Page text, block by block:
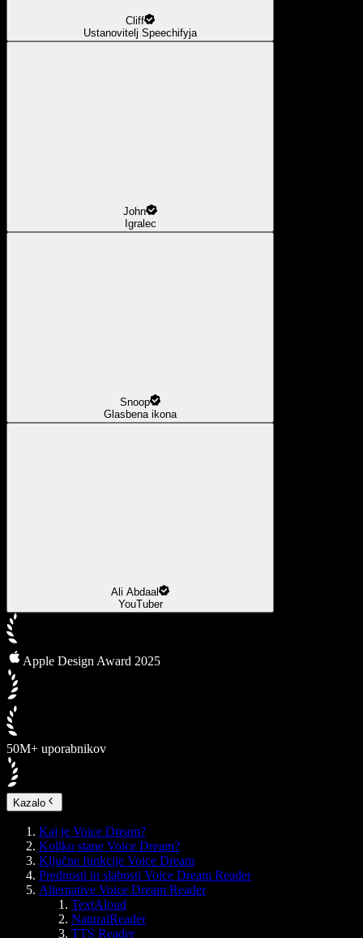
Cliff
Ustanovitelj Speechifyja
John
Igralec
Snoop
Glasbena ikona
Ali Abdaal
YouTuber
Apple Design Award 2025
50M+ uporabnikov
Kazalo
Kaj je Voice Dream?
Koliko stane Voice Dream?
Ključne funkcije Voice Dream
Prednosti in slabosti Voice Dream Reader
Alternative Voice Dream Reader
TextAloud
NaturalReader
TTS Reader